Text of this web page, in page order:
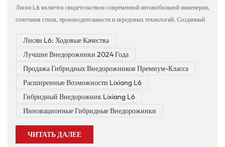
Лисян L6 является свидетельством современной автомобильной инженерии,
сочетания стиля, производительности и передовых технологий. Созданный
впечатления от вождения. Наша компания специализируется на экспорте
высококачественных автомобилей и аксессуаров, опираясь на более чем
десятилетний опыт работы в международной торговле. Мы с гордостью
представляем Lixiang L6 взыскательным покупателям по всему
себе электрические технологии и технологии внутреннего сгорания,
обеспечивая исключительную производительность и впечатляющую
топливную экономичность. Ускорение плавное и мощное, что позволяет
Лисян L6: Ходовые Качества
Лучшие Внедорожники 2024 Года
Продажа Гибридных Внедорожников Премиум-Класса
Расширенные Возможности Lixiang L6
Гибридный Внедорожник Lixiang L6
Инновационные Гибридные Внедорожники
ЧИТАТЬ ДАЛЕЕ